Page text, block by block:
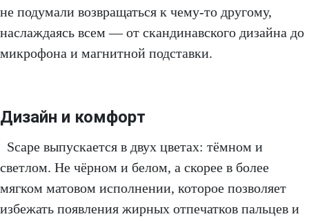
не подумали возвращаться к чему-то другому,
наслаждаясь всем — от скандинавского дизайна до
микрофона и магнитной подставки.
Дизайн и комфорт
Scape выпускается в двух цветах: тёмном и
светлом. Не чёрном и белом, а скорее в более
мягком матовом исполнении, которое позволяет
избежать появления жирных отпечатков пальцев и